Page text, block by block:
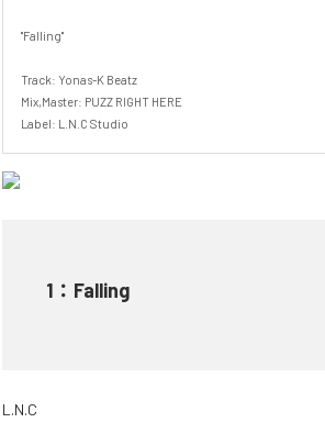
"Falling"
Track: Yonas-K Beatz
Mix,Master: PUZZ RIGHT HERE
Label: L.N.C Studio
1 ： Falling
L.N.C